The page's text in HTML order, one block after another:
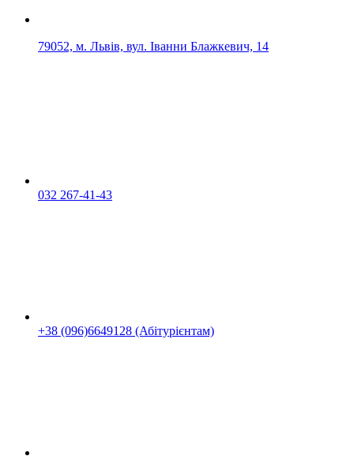
79052, м. Львів, вул. Іванни Блажкевич, 14
032 267-41-43
+38 (096)6649128 (Абітурієнтам)